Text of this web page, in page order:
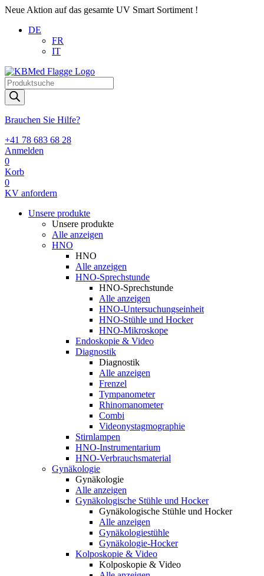
Neue Aktion auf das gesamte UV Smart Sortiment !
DE
FR
IT
Products
search
Brauchen Sie Hilfe?
+41 78 683 68 28
Anmelden
0
Korb
0
KV anfordern
Unsere produkte
Unsere produkte
Alle anzeigen
HNO
HNO
Alle anzeigen
HNO-Sprechstunde
HNO-Sprechstunde
Alle anzeigen
HNO-Untersuchungseinheit
HNO-Stühle und Hocker
HNO-Mikroskope
Endoskopie & Video
Diagnostik
Diagnostik
Alle anzeigen
Frenzel
Tympanometer
Rhinomanometer
Combi
Videonystagmographie
Stirnlampen
HNO-Instrumentarium
HNO-Verbrauchsmaterial
Gynäkologie
Gynäkologie
Alle anzeigen
Gynäkologische Stühle und Hocker
Gynäkologische Stühle und Hocker
Alle anzeigen
Gynäkologiestühle
Gynäkologie-Hocker
Kolposkopie & Video
Kolposkopie & Video